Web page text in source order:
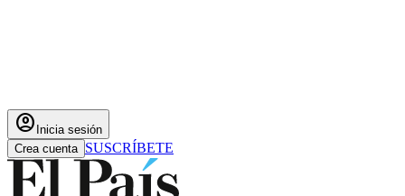
account_circle Inicia sesión
Crea cuenta SUSCRÍBETE